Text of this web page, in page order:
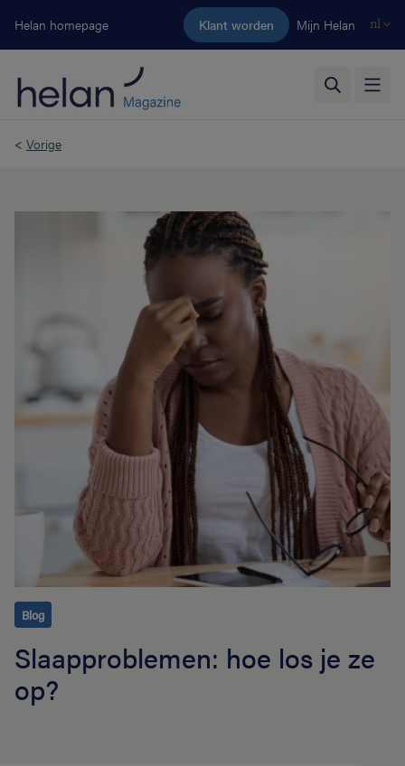
Ga naar de hoofdinhoud
Helan homepage Klant worden Mijn Helan nl
< Vorige
Blog
Slaapproblemen: hoe los je ze
op?